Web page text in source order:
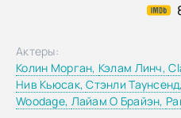
Актеры:
Колин Морган, Кэлам Линч,
Нив Кьюсак,Стэнли Таунсенд,
Woodage, Лайам О Брайэн,